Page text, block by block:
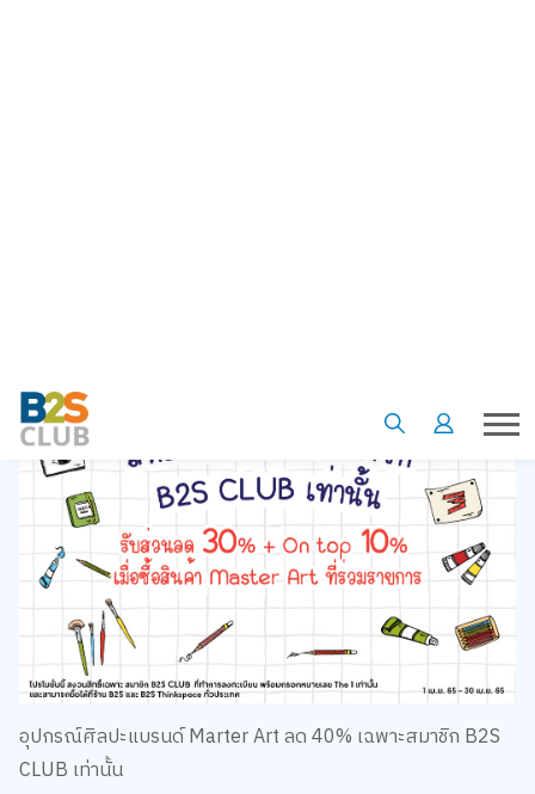
อุปกรณ์ศิลปะแบรนด์ Marter Art ลด 40% เฉพาะสมาชิก B2S
CLUB เท่านั้น